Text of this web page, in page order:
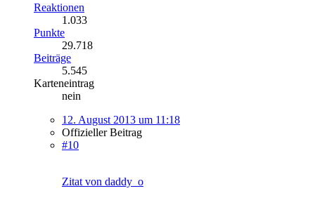
Reaktionen
1.033
Punkte
29.718
Beiträge
5.545
Karteneintrag
nein
12. August 2013 um 11:18
Offizieller Beitrag
#10
Zitat von daddy_o